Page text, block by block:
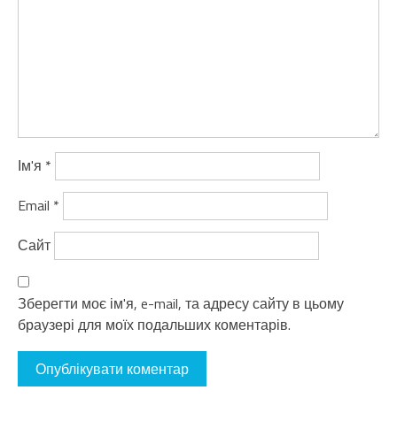
Ім'я *
Email *
Сайт
Зберегти моє ім'я, e-mail, та адресу сайту в цьому
браузері для моїх подальших коментарів.